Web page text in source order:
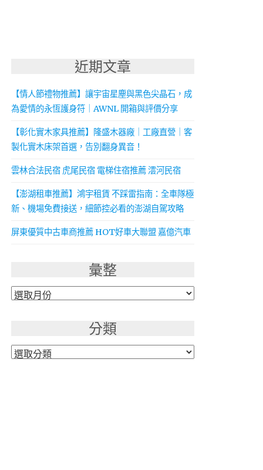
近期文章
【情人節禮物推薦】讓宇宙星塵與黑色尖晶石，成
為愛情的永恆護身符｜AWNL 開箱與評價分享
【彰化實木家具推薦】隆盛木器廠｜工廠直營｜客
製化實木床架首選，告別翻身異音！
雲林合法民宿 虎尾民宿 電梯住宿推薦 澐河民宿
【澎湖租車推薦】鴻宇租賃 不踩雷指南：全車隊極
新、機場免費接送，細節控必看的澎湖自駕攻略
屏東優質中古車商推薦 HOT好車大聯盟 嘉億汽車
彙整
彙
分類
分